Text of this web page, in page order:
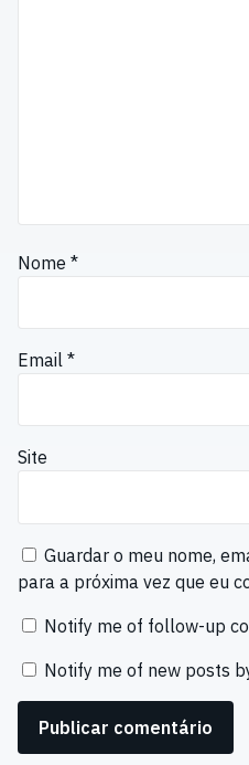
Nome *
Email *
Site
Guardar o meu nome,
para a próxima vez que eu
Notify me of follow-up
Notify me of new posts